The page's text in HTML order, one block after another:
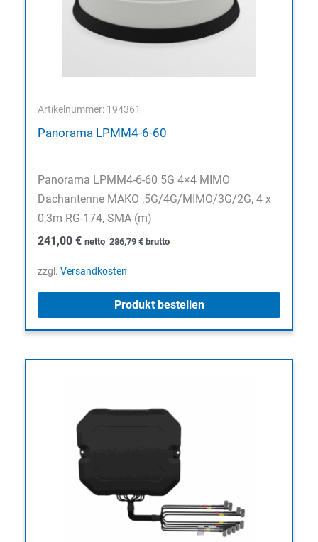
Artikelnummer: 194361
Panorama LPMM4-6-60
Panorama LPMM4-6-60 5G 4×4 MIMO
Dachantenne MAKO ,5G/4G/MIMO/3G/2G, 4 x
0,3m RG-174, SMA (m)
241,00 € netto 286,79 € brutto
zzgl. Versandkosten
Produkt bestellen